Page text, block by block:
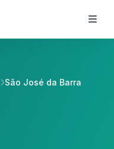
São José da Barra